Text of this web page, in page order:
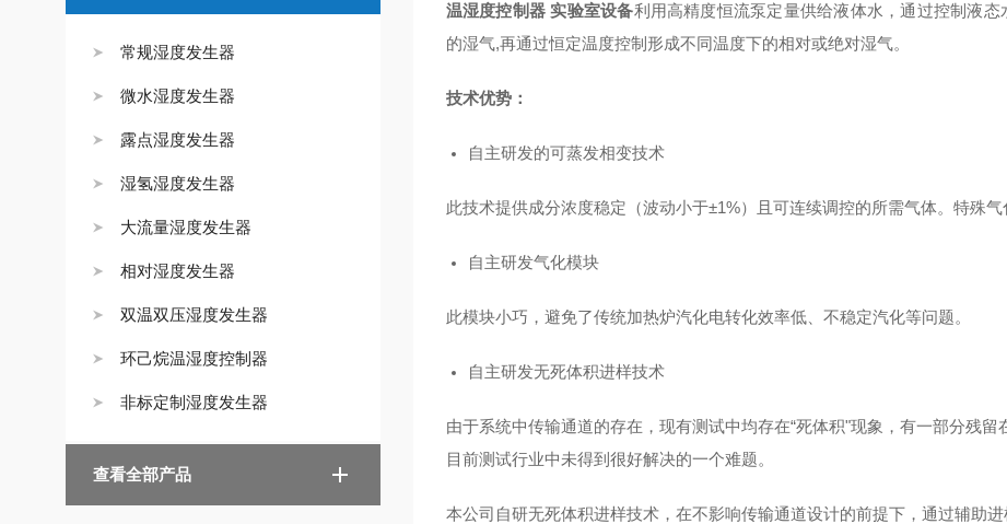
常规湿度发生器
微水湿度发生器
露点湿度发生器
湿氢湿度发生器
大流量湿度发生器
相对湿度发生器
双温双压湿度发生器
环己烷温湿度控制器
非标定制湿度发生器
查看全部产品
温湿度控制器 实验室设备利用高精度恒流泵定量供给液体水，通过控制液
的湿气,再通过恒定温度控制形成不同温度下的相对或绝对湿气。
技术优势：
自主研发的可蒸发相变技术
此技术提供成分浓度稳定（波动小于±1%）且可连续调控的所需气体。特殊
自主研发气化模块
此模块小巧，避免了传统加热炉汽化电转化效率低、不稳定汽化等问题。
自主研发无死体积进样技术
由于系统中传输通道的存在，现有测试中均存在“死体积"现象，有一部分残
目前测试行业中未得到很好解决的一个难题。
本公司自研无死体积进样技术，在不影响传输通道设计的前提下，通过辅助进